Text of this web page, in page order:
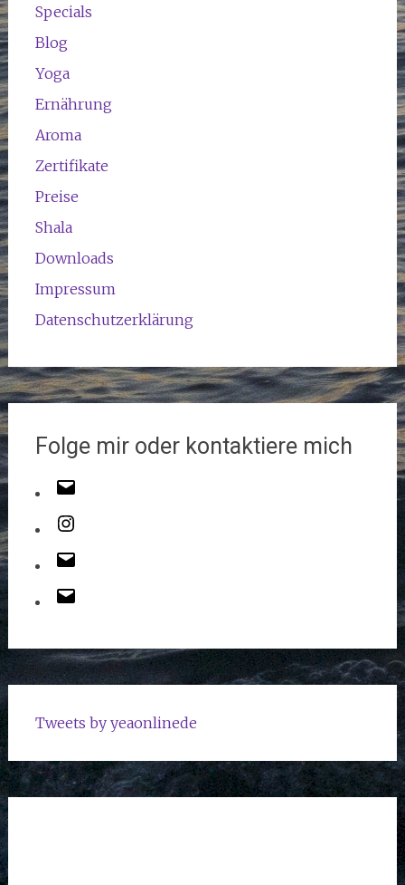
Specials
Blog
Yoga
Ernährung
Aroma
Zertifikate
Preise
Shala
Downloads
Impressum
Datenschutzerklärung
Folge mir oder kontaktiere mich
Tweets by yeaonlinede